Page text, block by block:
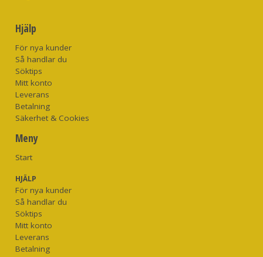
Hjälp
För nya kunder
Så handlar du
Söktips
Mitt konto
Leverans
Betalning
Säkerhet & Cookies
Meny
Start
HJÄLP
För nya kunder
Så handlar du
Söktips
Mitt konto
Leverans
Betalning